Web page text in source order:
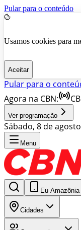
Pular para o conteúdo
Usamos cookies para
Aceitar
Pular para o
Agora na CBN:
Ver programação
Sábado, 8 de
Menu
Eu Amazônia
Cidades